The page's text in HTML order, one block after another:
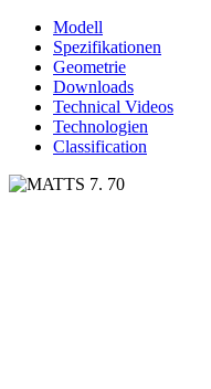
Modell
Spezifikationen
Geometrie
Downloads
Technical Videos
Technologien
Classification